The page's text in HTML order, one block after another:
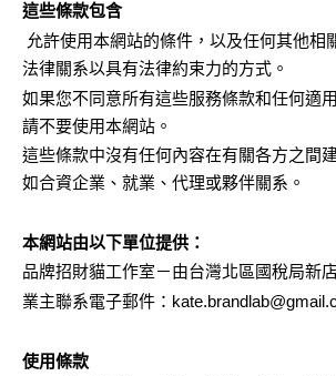
這些條款包含
允許使用本網站的條件，以及任何其他相
法律關系以具有法律約束力的方式。
如果您不同意所有這些服務條款和任何適
請不要使用本網站。
這些條款中沒有任何內容在有關各方之間
如合資企業、就業、代理或夥伴關系。
本網站由以下單位提供：
品牌招財貓工作室－由台灣北區國稅局新
業主聯系電子郵件：
使用條款